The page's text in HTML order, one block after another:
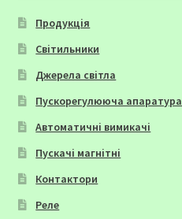
Продукція
Світильники
Джерела світла
Пускорегулююча апаратура
Автоматичні вимикачі
Пускачі магнітні
Контактори
Реле